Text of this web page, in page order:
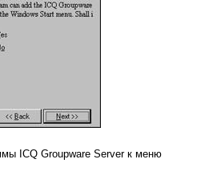
ICQ Groupware Serverк меню